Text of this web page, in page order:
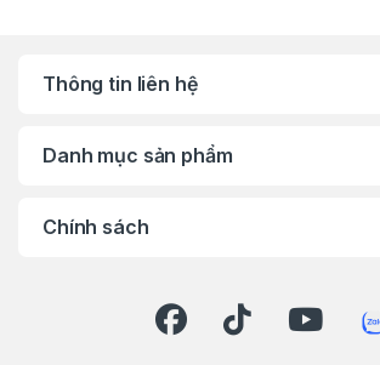
Thông tin liên hệ
Danh mục sản phẩm
Chính sách